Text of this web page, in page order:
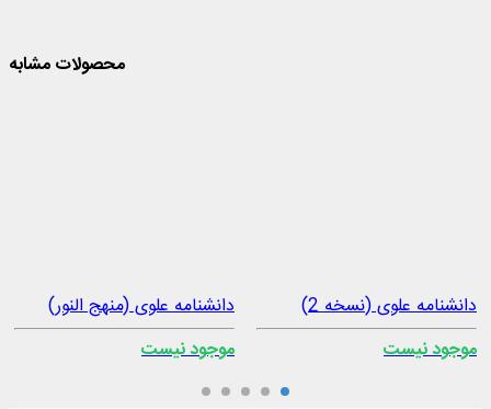
محصولات مشابه
دانشنامه علوی (نسخه 2)
موجود نیست
دانشنامه علوی (منهج النور)
موجود نیست